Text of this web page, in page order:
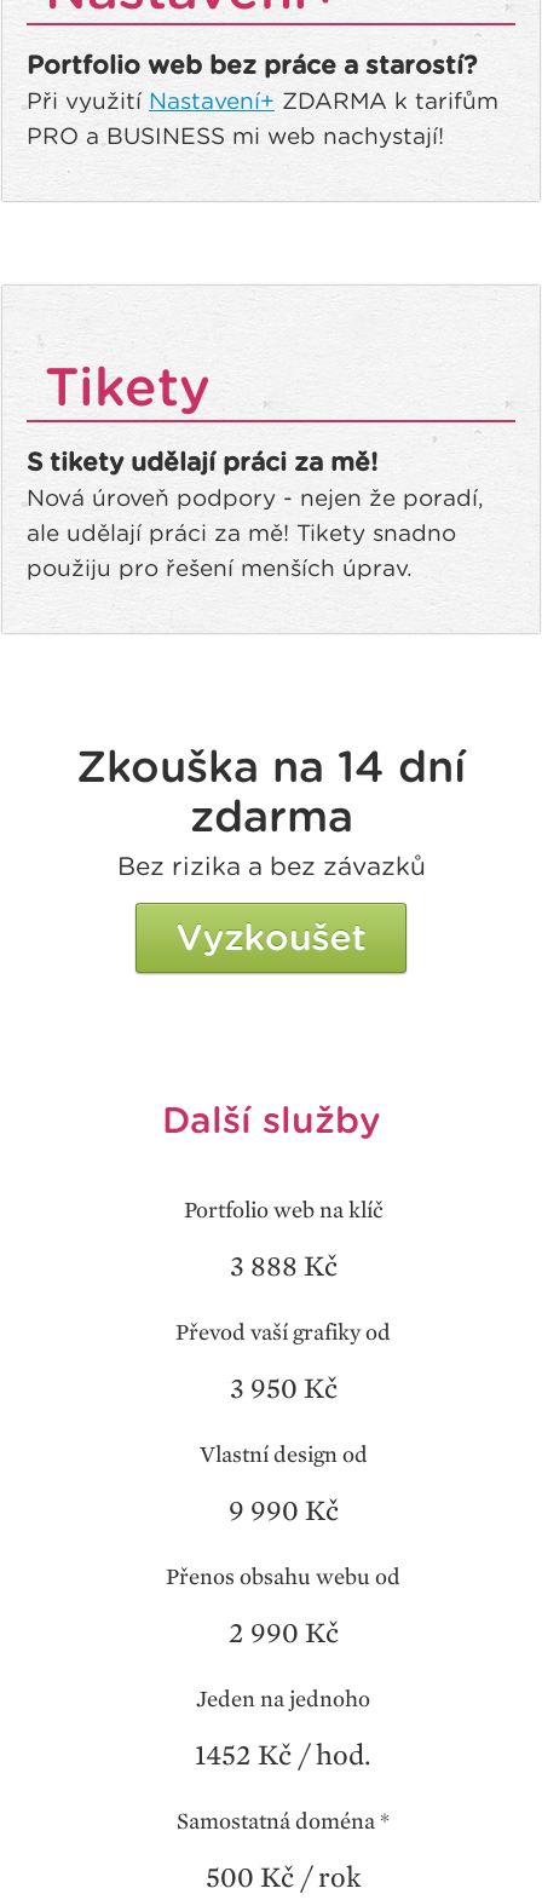
Portfolio web bez práce a starostí?
Při využití Nastavení+ ZDARMA k tarifům
PRO a BUSINESS mi web nachystají!
Tikety
S tikety udělají práci za mě!
Nová úroveň podpory - nejen že poradí,
ale udělají práci za mě! Tikety snadno
použiju pro řešení menších úprav.
Zkouška na 14 dní
zdarma
Bez rizika a bez závazků
Další služby
Portfolio web na klíč
3 888 Kč
Převod vaší grafiky od
3 950 Kč
Vlastní design od
9 990 Kč
Přenos obsahu webu od
2 990 Kč
Jeden na jednoho
1452 Kč / hod.
Samostatná doména *
500 Kč / rok